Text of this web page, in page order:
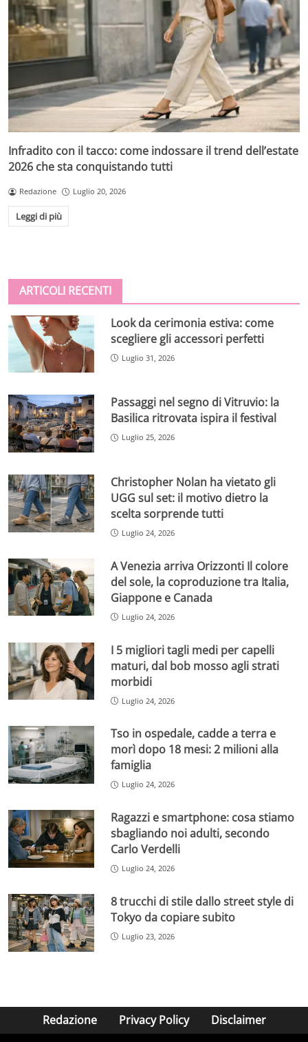
Infradito con il tacco: come indossare il trend dell’estate
2026 che sta conquistando tutti
Redazione Luglio 20, 2026
Leggi di più
ARTICOLI RECENTI
Look da cerimonia estiva: come
scegliere gli accessori perfetti
Luglio 31, 2026
Passaggi nel segno di Vitruvio: la
Basilica ritrovata ispira il festival
Luglio 25, 2026
Christopher Nolan ha vietato gli
UGG sul set: il motivo dietro la
scelta sorprende tutti
Luglio 24, 2026
A Venezia arriva Orizzonti Il colore
del sole, la coproduzione tra Italia,
Giappone e Canada
Luglio 24, 2026
I 5 migliori tagli medi per capelli
maturi, dal bob mosso agli strati
morbidi
Luglio 24, 2026
Tso in ospedale, cadde a terra e
morì dopo 18 mesi: 2 milioni alla
famiglia
Luglio 24, 2026
Ragazzi e smartphone: cosa stiamo
sbagliando noi adulti, secondo
Carlo Verdelli
Luglio 24, 2026
8 trucchi di stile dallo street style di
Tokyo da copiare subito
Luglio 23, 2026
Redazione Privacy Policy Disclaimer